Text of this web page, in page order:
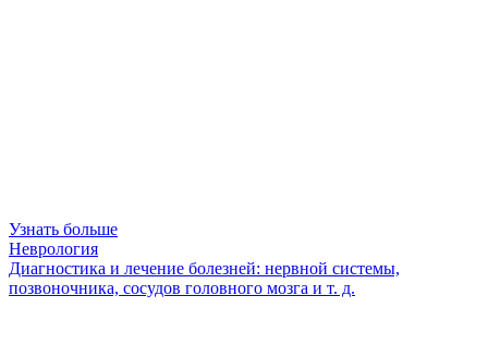
Узнать больше
Неврология
Диагностика и лечение болезней: нервной системы,
позвоночника, сосудов головного мозга и т. д.